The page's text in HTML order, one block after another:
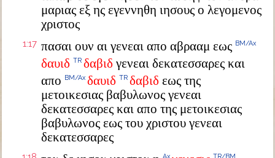
μαριας εξ ης εγεννηθη ιησους ο λεγομενος
χριστος
1:17 πασαι ουν αι γενεαι απο αβρααμ εως BM/Ax
δαυιδ TR δαβιδ γενεαι δεκατεσσαρες και
απο BM/Ax δαυιδ TR δαβιδ εως της
μετοικεσιας βαβυλωνος γενεαι
δεκατεσσαρες και απο της μετοικεσιας
βαβυλωνος εως του χριστου γενεαι
δεκατεσσαρες
Ax TR/BM